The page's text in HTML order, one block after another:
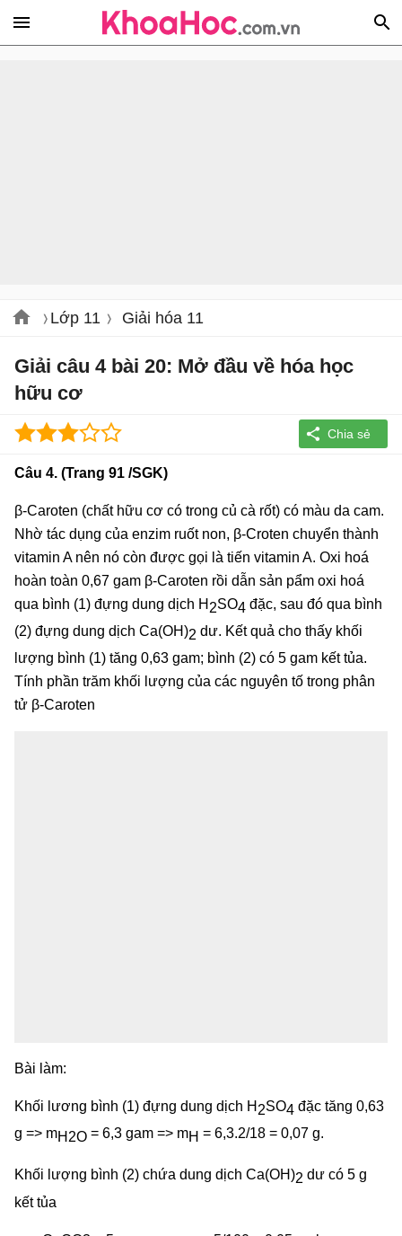
Lớp 11 Giải hóa 11
Giải câu 4 bài 20: Mở đầu về hóa học
hữu cơ
Câu 4. (Trang 91 /SGK)
β-Caroten (chất hữu cơ có trong củ cà rốt) có màu da cam.
Nhờ tác dụng của enzim ruốt non, β-Croten chuyển thành
vitamin A nên nó còn được gọi là tiến vitamin A. Oxi hoá
hoàn toàn 0,67 gam β-Caroten rồi dẫn sản pẩm oxi hoá
qua bình (1) đựng dung dịch H 2SO4 đặc, sau đó qua bình
(2) đựng dung dịch Ca(OH)2 dư. Kết quả cho thấy khối
lượng bình (1) tăng 0,63 gam; bình (2) có 5 gam kết tủa.
Tính phần trăm khối lượng của các nguyên tố trong phân
tử β-Caroten
Bài làm:
Khối lương bình (1) đựng dung dịch H 2SO4 đặc tăng 0,63
g => mH2O = 6,3 gam => mH = 6,3.2/18 = 0,07 g.
Khối lượng bình (2) chứa dung dịch Ca(OH)2 dư có 5 g
kết tủa